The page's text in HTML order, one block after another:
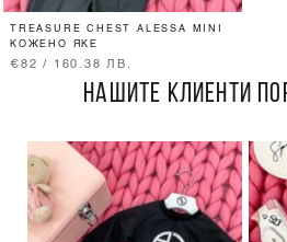
TREASURE CHEST ALESSA MINI
КОЖЕНО ЯКЕ
€82 / 160.38 ЛВ.
НАШИТЕ КЛИЕНТИ